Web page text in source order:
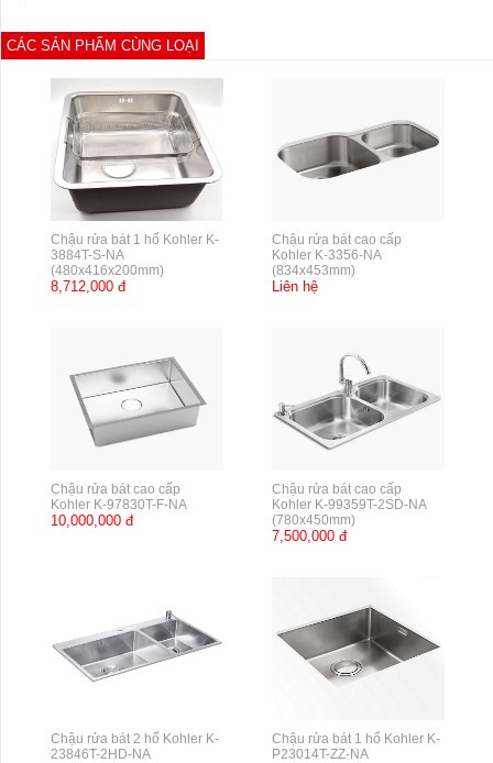
CÁC SẢN PHẨM CÙNG LOẠI
Chậu rửa bát 1 hố Kohler K-
3884T-S-NA
(480x416x200mm)
8,712,000 đ
Chậu rửa bát cao cấp
Kohler K-3356-NA
(834x453mm)
Liên hệ
Chậu rửa bát cao cấp
Kohler K-97830T-F-NA
10,000,000 đ
Chậu rửa bát cao cấp
Kohler K-99359T-2SD-NA
(780x450mm)
7,500,000 đ
Chậu rửa bát 2 hố Kohler K-
23846T-2HD-NA
Chậu rửa bát 1 hố Kohler K-
P23014T-ZZ-NA